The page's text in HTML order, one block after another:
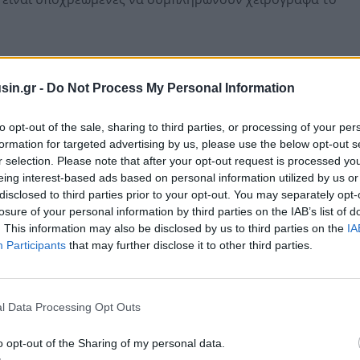
- Do Not Process My Personal Information
opt-out of the sale, sharing to third parties, or processing of your
for targeted advertising by us, please use the below opt-out
selection. Please note that after your opt-out request is processed
interest-based ads based on personal information utilized by us
to third parties prior to your opt-out. You may separately
of your personal information by third parties on the IAB’s list of
This information may also be disclosed by us to third parties on the
Participants that may further disclose it to other third parties.
Data Processing Opt Outs
opt-out of the Sharing of my personal data.
κινήτρων για μετασχηματισμούς, καθώς
ενεργητικού, δηλαδή σε κάθε πράξη με την
έναν ή περισσότερους κλάδους
ότι οι επιχειρήσεις που κάνουν χρήση του
καθώς και του κινήτρου της απαλλαγής καταβολής
υποβάλλουν τη δήλωση μόνο ηλεκτρονικά.
υπό εκκαθάριση η οριστική δήλωση της
δώδεκα μήνες) υποβάλλεται υποχρεωτικά στην
υπηρεσία.
υπό ίδρυση και ενώ η έγκριση της σύστασής της
εκμίσθωση ακινήτων, τόκους, κ.λπ.), ως εν τοις
στο πλαίσιο άσκησης των δραστηριοτήτων τους.
Κεφαλαίου Επιχειρηματικών Συμμετοχών.
περισσότερα του ενός κληροδοτήματα, τα οποία